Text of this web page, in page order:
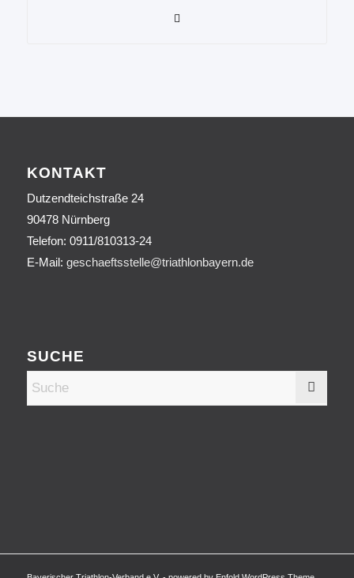
KONTAKT
Dutzendteichstraße 24
90478 Nürnberg
Telefon: 0911/810313-24
E-Mail: geschaeftsstelle@triathlonbayern.de
SUCHE